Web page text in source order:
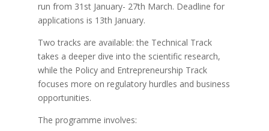
run from 31st January- 27th March. Deadline for
applications is 13th January.
Two tracks are available: the Technical Track
takes a deeper dive into the scientific research,
while the Policy and Entrepreneurship Track
focuses more on regulatory hurdles and business
opportunities.
The programme involves: